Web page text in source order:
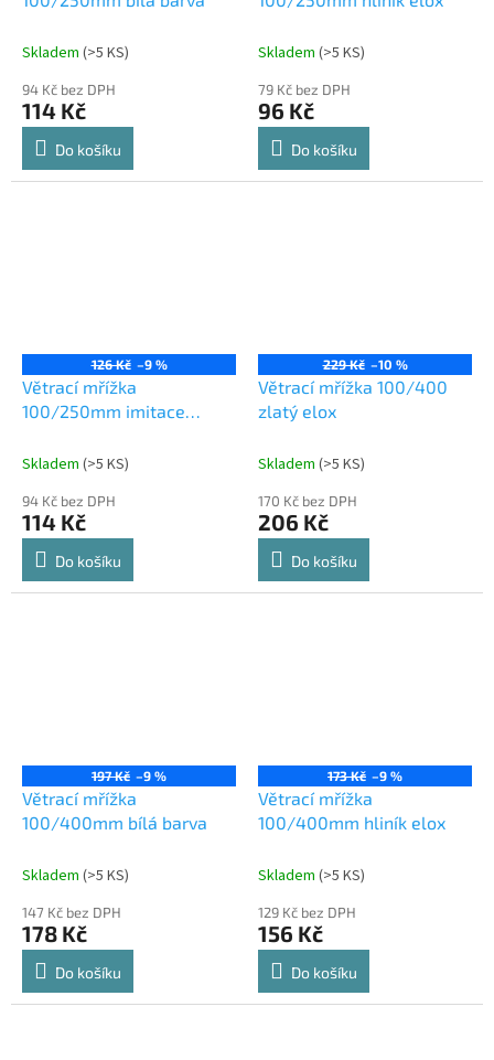
Skladem (>5 KS)
94 Kč bez DPH
114 Kč
Do košíku
Skladem (>5 KS)
79 Kč bez DPH
96 Kč
Do košíku
126 Kč –9 %
Větrací mřížka
100/250mm imitace
Skladem (>5 KS)
94 Kč bez DPH
114 Kč
Do košíku
229 Kč –10 %
Větrací mřížka 100/400
zlatý elox
Skladem (>5 KS)
170 Kč bez DPH
206 Kč
Do košíku
197 Kč –9 %
Větrací mřížka
100/400mm bílá barva
Skladem (>5 KS)
147 Kč bez DPH
178 Kč
Do košíku
173 Kč –9 %
Větrací mřížka
100/400mm hliník elox
Skladem (>5 KS)
129 Kč bez DPH
156 Kč
Do košíku